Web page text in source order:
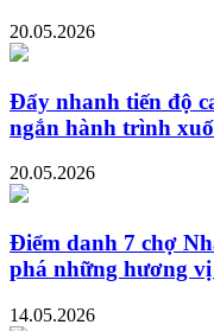
20.05.2026
Đẩy nhanh tiến độ
ngắn hành trình
20.05.2026
Điểm danh 7 chợ
phá những hương
14.05.2026